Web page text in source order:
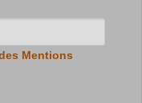
Mentions